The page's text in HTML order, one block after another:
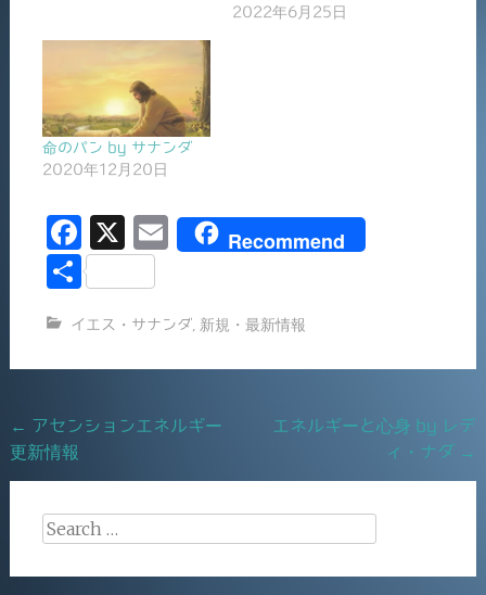
2022年6月25日
命のパン by サナンダ
2020年12月20日
F
a
e
b
o
k
X
E
l
Recommend
共
イエス・サナンダ, 新規・最新情報
Post
navigation
← アセンションエネルギー
更新情報
エネルギーと心身 by レデ
ィ・ナダ →
Search